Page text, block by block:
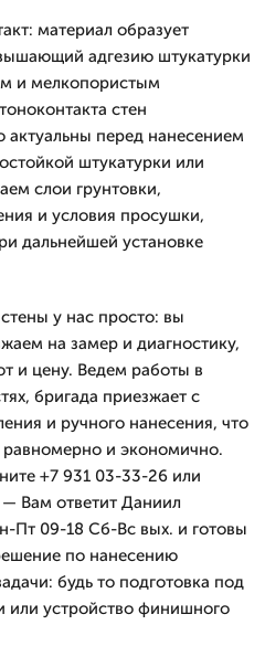
материал образует
адгезию штукатурки
и мелкопористым
стен
актуальны перед нанесением
штукатурки или
слои грунтовки,
и условия просушки,
дальнейшей установке
у нас просто: вы
на замер и диагностику,
и цену. Ведем работы в
бригада приезжает с
и ручного нанесения, что
равномерно и экономично.
+7 931 03-33-26 или
Вам ответит Даниил
Пт 09-18 Сб-Вс вых. и готовы
по нанесению
будь то подготовка под
или устройство финишного